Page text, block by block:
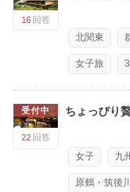
16 回答
北関東
女子旅
受付中
22 回答
ちょっぴり
女子 九
原鶴・筑後川